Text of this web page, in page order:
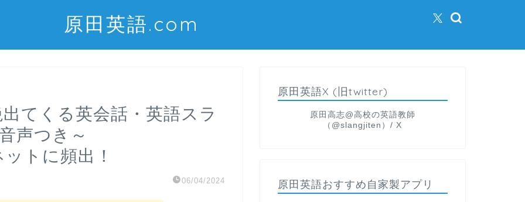
原田英語.com
てくる英会話・英語スラ
声つき～
トに頻出！
06/04/2024
原田英語X (旧twitter)
原田高志@高校の英語教師
（@slangjiten）/ X
原田英語おすすめ自家製アプリ